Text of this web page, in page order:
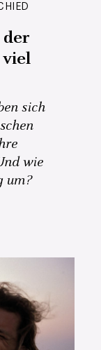
sich
wie
um?